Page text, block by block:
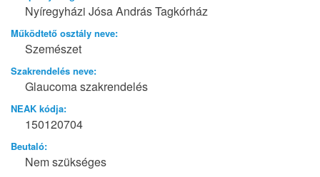
Nyíregyházi Jósa András Tagkórház
Működtető osztály neve:
Szemészet
Szakrendelés neve:
Glaucoma szakrendelés
NEAK kódja:
150120704
Beutaló:
Nem szükséges